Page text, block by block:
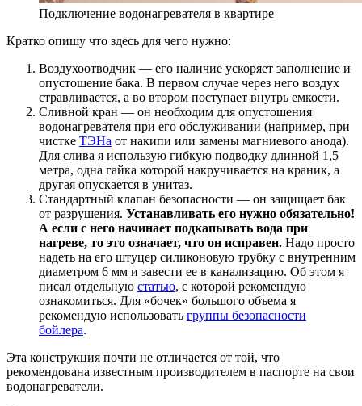
Подключение водонагревателя в квартире
Кратко опишу что здесь для чего нужно:
Воздухоотводчик — его наличие ускоряет заполнение и
опустошение бака. В первом случае через него воздух
стравливается, а во втором поступает внутрь емкости.
Сливной кран — он необходим для опустошения
водонагревателя при его обслуживании (например, при
чистке ТЭНа от накипи или замены магниевого анода).
Для слива я использую гибкую подводку длинной 1,5
метра, одна гайка которой накручивается на краник, а
другая опускается в унитаз.
Стандартный клапан безопасности — он защищает бак
от разрушения. Устанавливать его нужно обязательно!
А если с него начинает подкапывать вода при
нагреве, то это означает, что он исправен. Надо просто
надеть на его штуцер силиконовую трубку с внутренним
диаметром 6 мм и завести ее в канализацию. Об этом я
писал отдельную статью, с которой рекомендую
ознакомиться. Для «бочек» большого объема я
рекомендую использовать группы безопасности
бойлера.
Эта конструкция почти не отличается от той, что
рекомендована известным производителем в паспорте на свои
водонагреватели.